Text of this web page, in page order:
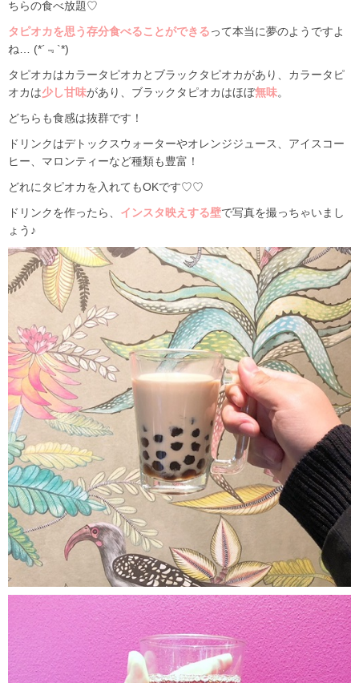
ちらの食べ放題♡
タピオカを思う存分食べることができるって本当に夢のようですよ
ね… (*´﹃`*)
タピオカはカラータピオカとブラックタピオカがあり、カラータピ
オカは少し甘味があり、ブラックタピオカはほぼ無味。
どちらも食感は抜群です！
ドリンクはデトックスウォーターやオレンジジュース、アイスコー
ヒー、マロンティーなど種類も豊富！
どれにタピオカを入れてもOKです♡♡
ドリンクを作ったら、 インスタ映えする壁で写真を撮っちゃいまし
ょう♪